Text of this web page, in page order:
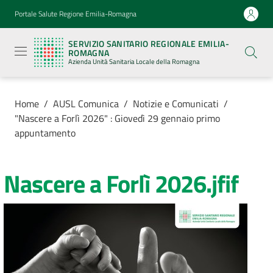
Vai al contenuto
Vai alla navigazione
Vai al footer
Portale Salute Regione Emilia-Romagna
SERVIZIO SANITARIO REGIONALE EMILIA-
ROMAGNA
Azienda Unità Sanitaria Locale della Romagna
Sanitario
Regionale
Emilia-
Romagna
Azienda
Sanitaria
Locale della
Romagna
Servizi
cura
Home / AUSL Comunica / Notizie e Comunicati /
"Nascere a Forlì 2026" : Giovedì 29 gennaio primo
appuntamento
Nascere a Forlì 2026.jfif